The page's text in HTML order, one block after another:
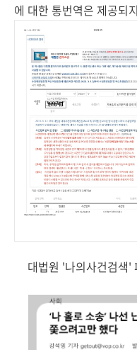
에 대한 통번역은 제공되
대법원 '나의사건검색'